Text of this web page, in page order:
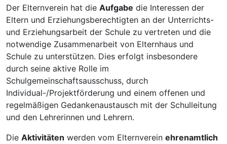
Der Elternverein hat die Aufgabe die Interessen der
Eltern und Erziehungsberechtigten an der Unterrichts-
und Erziehungsarbeit der Schule zu vertreten und die
notwendige Zusammenarbeit von Elternhaus und
Schule zu unterstützen. Dies erfolgt insbesondere
durch seine aktive Rolle im
Schulgemeinschaftsausschuss, durch
Individual-/Projektförderung und einem offenen und
regelmäßigen Gedankenaustausch mit der Schulleitung
und den Lehrerinnen und Lehrern.
Die Aktivitäten werden vom Elternverein ehrenamtlich